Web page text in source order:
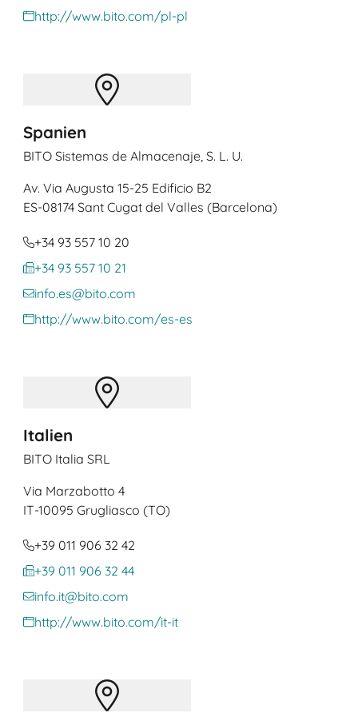
http://www.bito.com/pl-pl
Spanien
BITO Sistemas de Almacenaje, S. L. U.
Av. Via Augusta 15-25 Edificio B2
ES-08174 Sant Cugat del Valles (Barcelona)
+34 93 557 10 20
+34 93 557 10 21
info.es@bito.com
http://www.bito.com/es-es
Italien
BITO Italia SRL
Via Marzabotto 4
IT-10095 Grugliasco (TO)
+39 011 906 32 42
+39 011 906 32 44
info.it@bito.com
http://www.bito.com/it-it